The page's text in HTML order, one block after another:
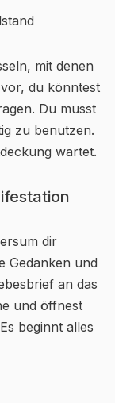
mit denen
du könntest
Du musst
zu benutzen.
wartet.
dir
Gedanken und
an das
und öffnest
beginnt alles